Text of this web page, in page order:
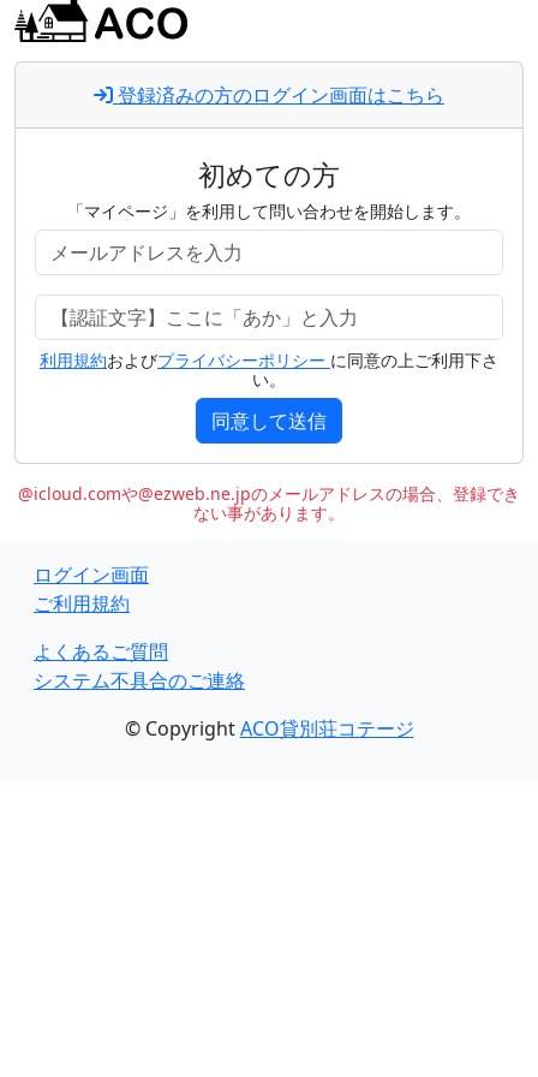
登録済みの方のログイン画面はこちら
初めての方
「マイページ」を利用して問い合わせを開始します。
利用規約およびプライバシーポリシー に同意の上ご利用下さ
い。
同意して送信
@icloud.comや@ezweb.ne.jpのメールアドレスの場合、登録でき
ない事があります。
ログイン画面
ご利用規約
よくあるご質問
システム不具合のご連絡
© CopyrightACO貸別荘コテージ